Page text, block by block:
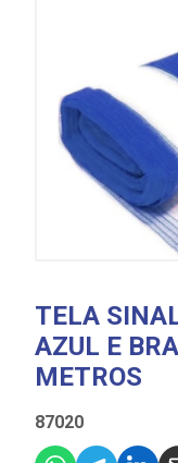
TELA
AZUL E
METROS
87020